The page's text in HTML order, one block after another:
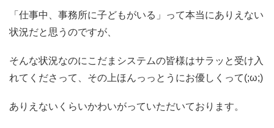
「仕事中、事務所に子どもがいる」って本当にありえない
状況だと思うのですが、
そんな状況なのにこだまシステムの皆様はサラッと受け入
れてくださって、その上ほんっっとうにお優しくって(;ω;)
ありえないくらいかわいがっていただいております。